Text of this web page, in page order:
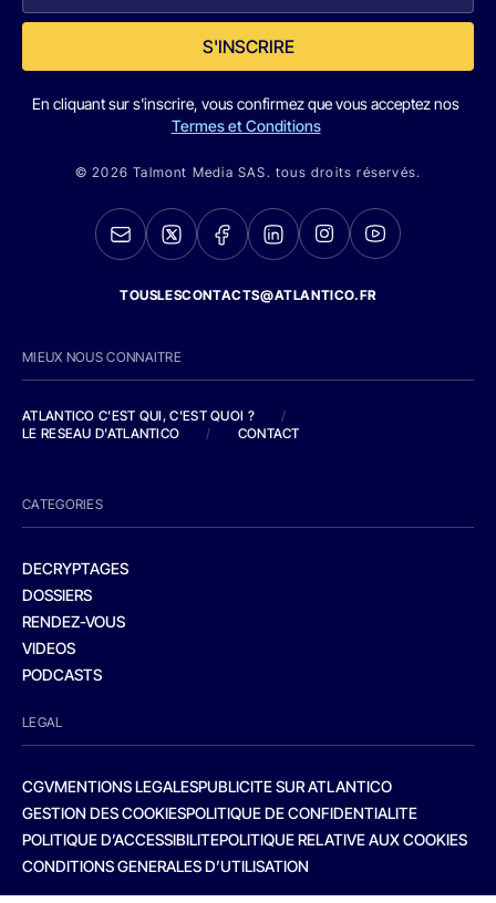
S'INSCRIRE
En cliquant sur s'inscrire, vous confirmez que vous acceptez nos
Termes et Conditions
© 2026 Talmont Media SAS. tous droits réservés.
TOUSLESCONTACTS@ATLANTICO.FR
MIEUX NOUS CONNAITRE
ATLANTICO C'EST QUI, C'EST QUOI ?
/
LE RESEAU D'ATLANTICO
/ CONTACT
CATEGORIES
DECRYPTAGES
DOSSIERS
RENDEZ-VOUS
VIDEOS
PODCASTS
LEGAL
CGVMENTIONS LEGALESPUBLICITE SUR ATLANTICO
GESTION DES COOKIESPOLITIQUE DE CONFIDENTIALITE
POLITIQUE D’ACCESSIBILITEPOLITIQUE RELATIVE AUX COOKIES
CONDITIONS GENERALES D’UTILISATION